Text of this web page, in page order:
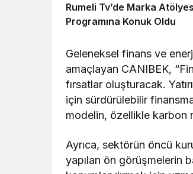
Rumeli Tv’de Marka
Programına Konuk Oldu
Geleneksel finans ve
amaçlayan CANIBEK,
fırsatlar oluşturacak.
için sürdürülebilir
modelin, özellikle karbon
Ayrıca, sektörün öncü
yapılan ön görüşmelerin